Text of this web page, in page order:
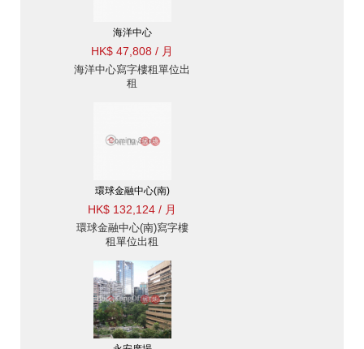
海洋中心
HK$ 47,808 / 月
海洋中心寫字樓租單位出
租
環球金融中心(南)
HK$ 132,124 / 月
環球金融中心(南)寫字樓
租單位出租